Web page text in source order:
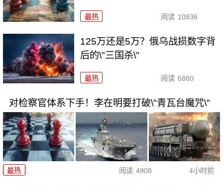
最热 阅读 10836
125万还是5万？俄乌战损数字背
后的\"三国杀\"
最热 阅读 6880
对检察官体系下手！李在明要打破\"青瓦台魔咒\"
最热 阅读 4908 4小时前